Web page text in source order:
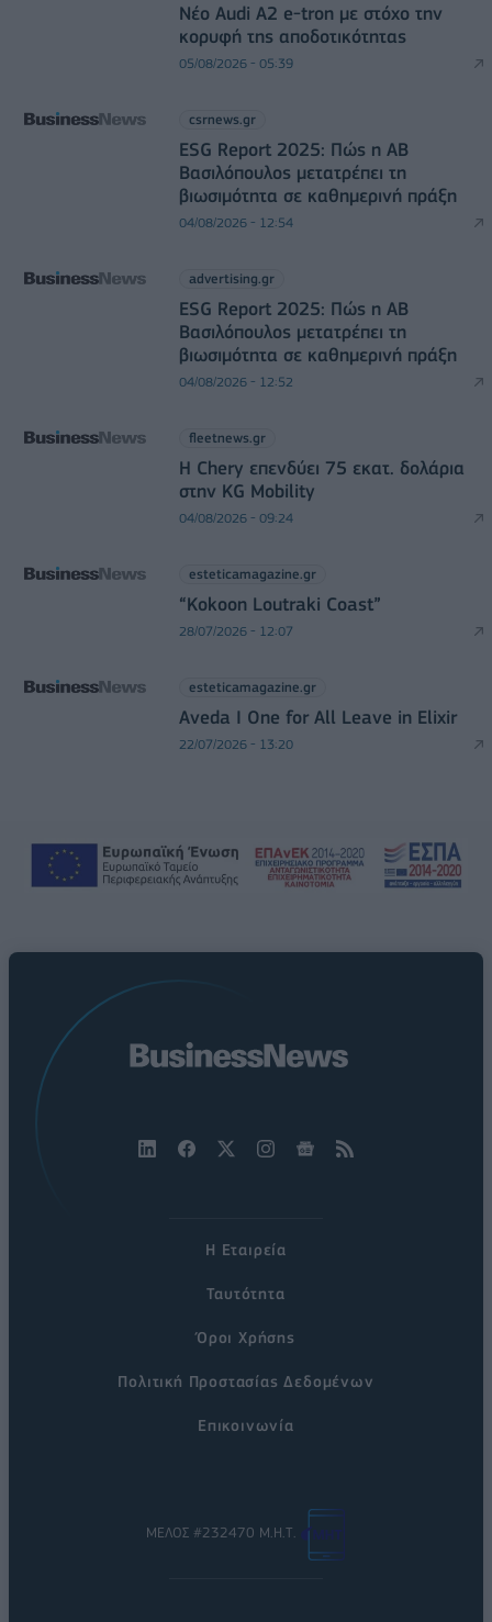
Νέο Audi A2 e-tron με στόχο την
κορυφή της αποδοτικότητας
05/08/2026 - 05:39
csrnews.gr
ESG Report 2025: Πώς η ΑΒ
Βασιλόπουλος μετατρέπει τη
βιωσιμότητα σε καθημερινή πράξη
04/08/2026 - 12:54
advertising.gr
ESG Report 2025: Πώς η ΑΒ
Βασιλόπουλος μετατρέπει τη
βιωσιμότητα σε καθημερινή πράξη
04/08/2026 - 12:52
fleetnews.gr
Η Chery επενδύει 75 εκατ. δολάρια
στην KG Mobility
04/08/2026 - 09:24
esteticamagazine.gr
“Kokoon Loutraki Coast”
28/07/2026 - 12:07
esteticamagazine.gr
Aveda I One for All Leave in Elixir
22/07/2026 - 13:20
Η Εταιρεία
Ταυτότητα
Όροι Χρήσης
Πολιτική Προστασίας Δεδομένων
Επικοινωνία
ΜΕΛΟΣ #232470 Μ.Η.Τ.